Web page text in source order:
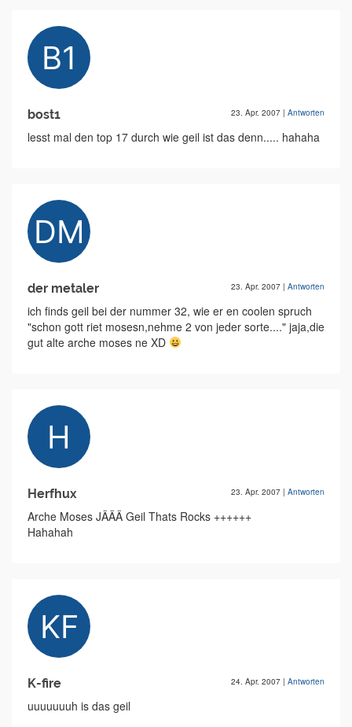
bost1 23. Apr. 2007 | Antworten
lesst mal den top 17 durch wie geil ist das denn..... hahaha
der metaler 23. Apr. 2007 | Antworten
ich finds geil bei der nummer 32, wie er en coolen spruch
"schon gott riet mosesn,nehme 2 von jeder sorte...." jaja,die
gut alte arche moses ne XD
Herfhux 23. Apr. 2007 | Antworten
Arche Moses JÄÄÄ Geil Thats Rocks ++++++
Hahahah
K-fire 24. Apr. 2007 | Antworten
uuuuuuuh is das geil